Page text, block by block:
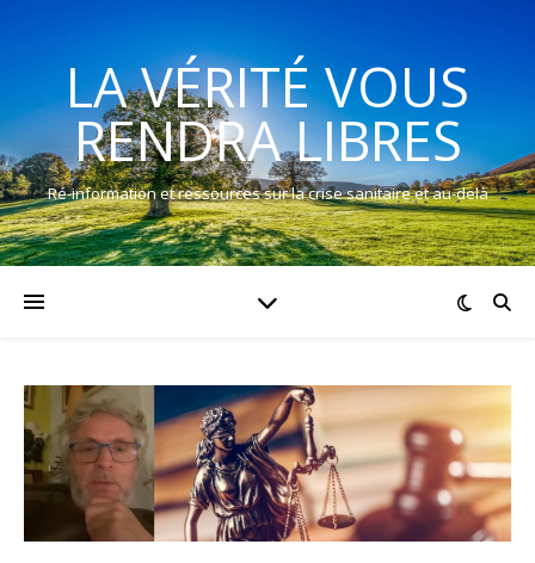
LA VÉRITÉ VOUS
RENDRA LIBRES
Ré-information et ressources sur la crise sanitaire et au-delà